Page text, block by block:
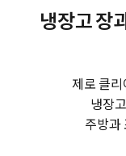
냉장고 장
제로 클
냉장
주방과